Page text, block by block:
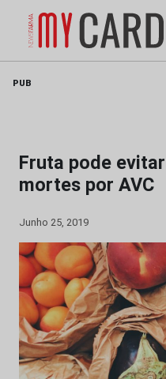
PUB
Fruta pode
mortes por AVC
Junho 25, 2019